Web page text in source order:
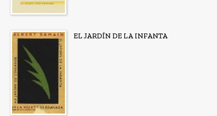
EL JARDÍN DE LA INFANTA